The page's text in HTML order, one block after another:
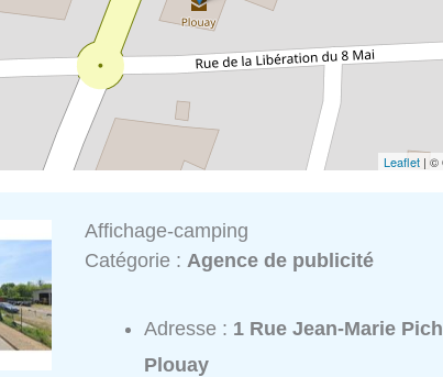
Leaflet | ©
Affichage-camping
Catégorie : Agence de publicité
Adresse : 1 Rue Jean-Marie
Plouay